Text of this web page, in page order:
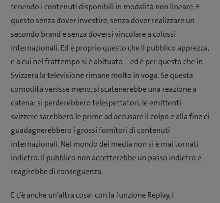
tenendo i contenuti disponibili in modalità non lineare. E
questo senza dover investire, senza dover realizzare un
secondo brand e senza doversi vincolare a colossi
internazionali. Ed è proprio questo che il pubblico apprezza,
e a cui nel frattempo si è abituato – ed è per questo che in
Svizzera la televisione rimane molto in voga. Se questa
comodità venisse meno, si scatenerebbe una reazione a
catena: si perderebbero telespettatori, le emittenti
svizzere sarebbero le prime ad accusare il colpo e alla fine ci
guadagnerebbero i grossi fornitori di contenuti
internazionali. Nel mondo dei media non si è mai tornati
indietro. Il pubblico non accetterebbe un passo indietro e
reagirebbe di conseguenza.
E c’è anche un’altra cosa: con la funzione Replay, i